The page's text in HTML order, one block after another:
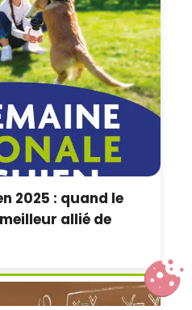
2025 : quand le
allié de